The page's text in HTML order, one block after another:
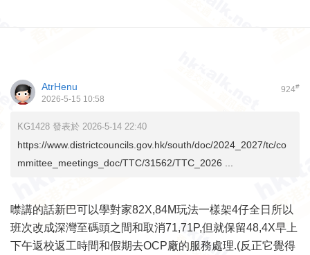
924#
AtrHenu
2026-5-15 10:58
KG1428 發表於 2026-5-14 22:40
https://www.districtcouncils.gov.hk/south/doc/2024_2027/tc/co
mmittee_meetings_doc/TTC/31562/TTC_2026 ...
噤講的話新巴可以學對家82X,84M玩法一樣架4仔全日所以
班次改成深灣至碼頭之間和取消71,71P,但就保留48,4X早上
下午返校返工時間和假期去OCP廠的服務處理.(反正它覺得